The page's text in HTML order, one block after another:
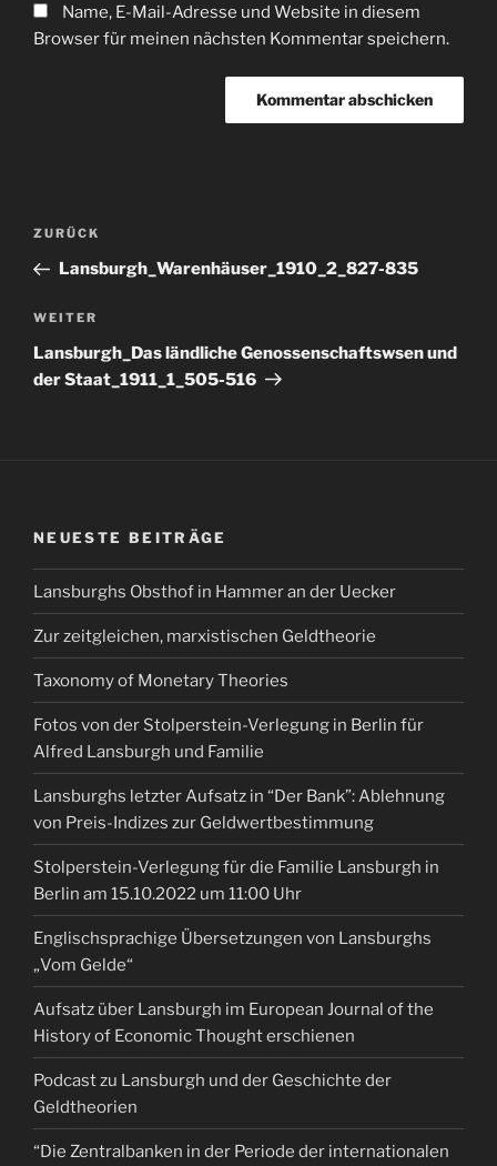
Name, E-Mail-Adresse und Website in diesem
Browser für meinen nächsten Kommentar speichern.
Beitragsnavigation
Vorheriger
Beitrag
ZURÜCK
Lansburgh_Warenhäuser_1910_2_827-835
Nächster
Beitrag
WEITER
Lansburgh_Das ländliche Genossenschaftswsen und
der Staat_1911_1_505-516
NEUESTE BEITRÄGE
Lansburghs Obsthof in Hammer an der Uecker
Zur zeitgleichen, marxistischen Geldtheorie
Taxonomy of Monetary Theories
Fotos von der Stolperstein-Verlegung in Berlin für
Alfred Lansburgh und Familie
Lansburghs letzter Aufsatz in “Der Bank”: Ablehnung
von Preis-Indizes zur Geldwertbestimmung
Stolperstein-Verlegung für die Familie Lansburgh in
Berlin am 15.10.2022 um 11:00 Uhr
Englischsprachige Übersetzungen von Lansburghs
„Vom Gelde“
Aufsatz über Lansburgh im European Journal of the
History of Economic Thought erschienen
Podcast zu Lansburgh und der Geschichte der
Geldtheorien
“Die Zentralbanken in der Periode der internationalen